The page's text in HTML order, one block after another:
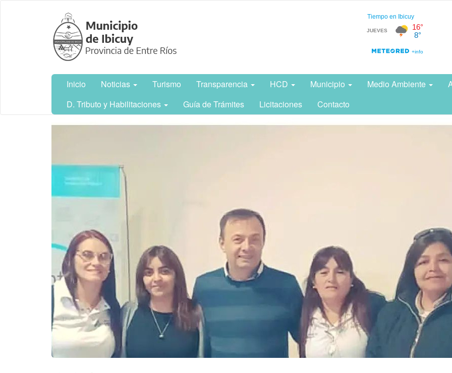
Municipalidad
de Ibicuy,
Prov. de
Entre Ríos
Inicio Noticias Turismo Transparencia HCD Municipio Medio Ambiente
D. Tributo y Habilitaciones
Guía de Trámites Licitaciones Contacto
Contenido